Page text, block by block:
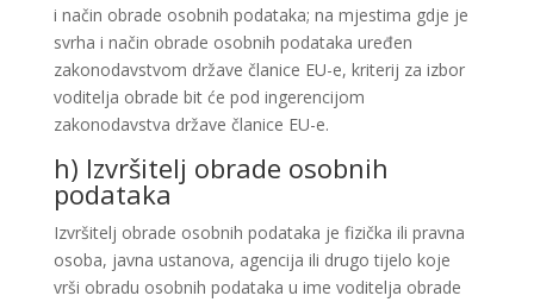
i način obrade osobnih podataka; na mjestima gdje je
svrha i način obrade osobnih podataka uređen
zakonodavstvom države članice EU-e, kriterij za izbor
voditelja obrade bit će pod ingerencijom
zakonodavstva države članice EU-e.
h) Izvršitelj obrade osobnih
podataka
Izvršitelj obrade osobnih podataka je fizička ili pravna
osoba, javna ustanova, agencija ili drugo tijelo koje
vrši obradu osobnih podataka u ime voditelja obrade